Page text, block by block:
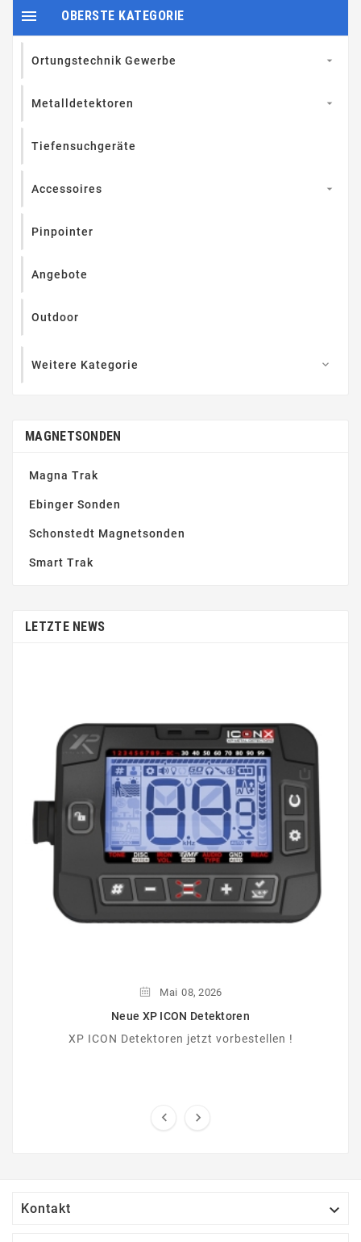
OBERSTE KATEGORIE

Ortungstechnik Gewerbe 
Metalldetektoren 
Tiefensuchgeräte
Accessoires 
Pinpointer
Angebote
Outdoor
Weitere Kategorie 
MAGNETSONDEN
Magna Trak
Ebinger Sonden
Schonstedt Magnetsonden
Smart Trak
LETZTE NEWS
Mai 08, 2026
Neue XP ICON Detektoren
XP ICON Detektoren jetzt vorbestellen !
 
Kontakt 